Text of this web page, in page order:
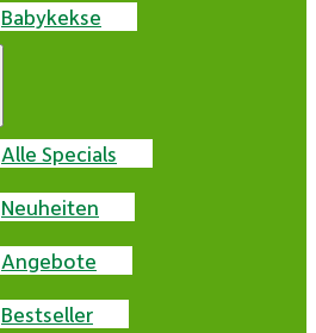
Babykekse
Alle Specials
Neuheiten
Angebote
Bestseller